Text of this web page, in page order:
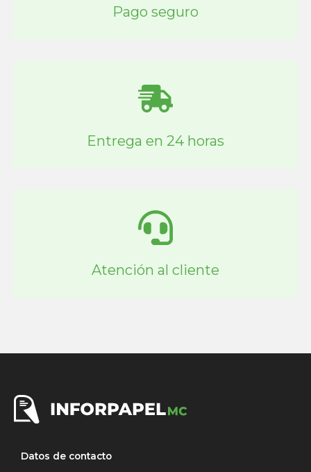
Pago seguro
Entrega en 24 horas
Atención al cliente
Datos de contacto